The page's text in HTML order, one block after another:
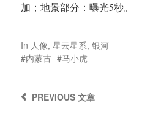
加；地景部分：曝光5秒。
In 人像, 星云星系, 银河
内蒙古
马小虎
PREVIOUS文章